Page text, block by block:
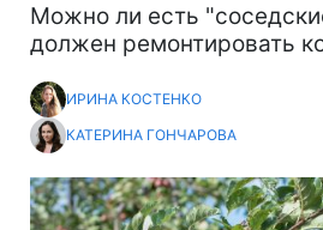
Можно ли есть
должен ремонтировать
ИРИНА КОСТЕНКО
КАТЕРИНА ГОНЧАРОВА